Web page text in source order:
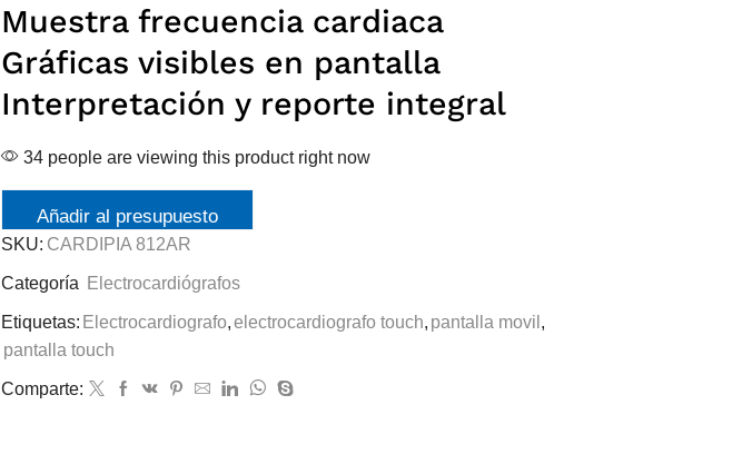
Muestra frecuencia cardiaca
Gráficas visibles en pantalla
Interpretación y reporte integral
34 people are viewing this product right now
Añadir al presupuesto
SKU: CARDIPIA 812AR
Categoría Electrocardiógrafos
Etiquetas: Electrocardiografo,electrocardiografo touch, pantalla movil ,
pantalla touch
Comparte: